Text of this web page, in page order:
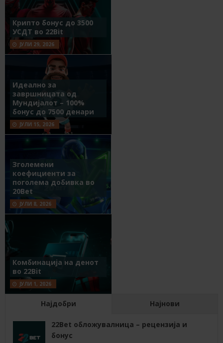
Крипто бонус до 3500
УСДТ во 22Bit
ЈУЛИ 29, 2026
Идеално за
завршницата од
Мундијалот – 100%
бонус до 7500 денари
ЈУЛИ 15, 2026
Зголемени
коефициенти за
поголема добивка во
20Bet
ЈУЛИ 8, 2026
Комбинација на денот
во 22Bit
ЈУЛИ 1, 2026
Најдобри Најнови
22Bet обложувалница – рецензија и
бонус